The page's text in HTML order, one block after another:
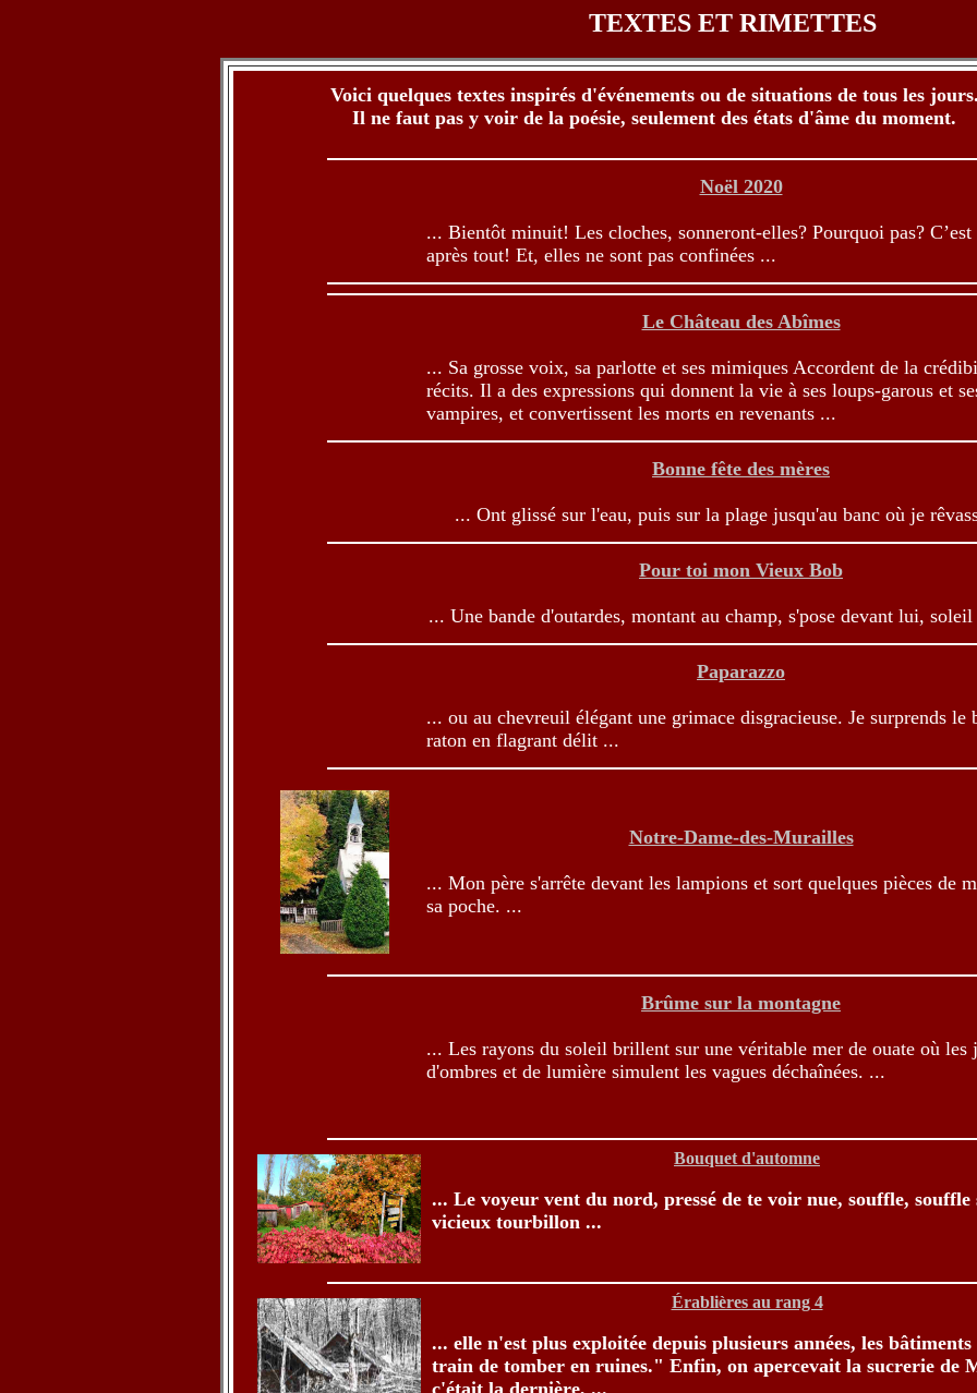
TEXTES ET RIMETTES
Voici quelques textes inspirés d'événements ou de situations de tous les
Il ne faut pas y voir de la poésie, seulement des états d'âme du moment.
Noël 2020
... Bientôt minuit! Les cloches, sonneront-elles? Pourquoi pas?
après tout! Et, elles ne sont pas confinées ...
Le Château des Abîmes
... Sa grosse voix, sa parlotte et ses mimiques Accordent de la
récits. Il a des expressions qui donnent la vie à ses loups-garous et
vampires, et convertissent les morts en revenants ...
Bonne fête des mères
... Ont glissé sur l'eau, puis sur la plage jusqu'au banc où je
Pour toi mon Vieux Bob
... Une bande d'outardes, montant au champ, s'pose devant lui,
Paparazzo
... ou au chevreuil élégant une grimace disgracieuse. Je surprends le
raton en flagrant délit ...
Notre-Dame-des-Murailles
... Mon père s'arrête devant les lampions et sort quelques pièces de
sa poche. ...
Brûme sur la montagne
... Les rayons du soleil brillent sur une véritable mer de ouate où les
d'ombres et de lumière simulent les vagues déchaînées. ...
Bouquet d'automne
... Le voyeur vent du nord, pressé de te voir nue, souffle,
vicieux tourbillon ...
Érablières au rang 4
... elle n'est plus exploitée depuis plusieurs années, les bâtiments
train de tomber en ruines." Enfin, on apercevait la sucrerie de
c'était la dernière, ...